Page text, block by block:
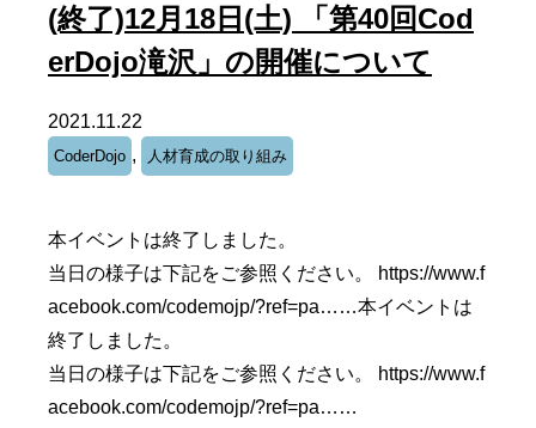
(終了)12月18日(土) 「第40回Cod
erDojo滝沢」の開催について
2021.11.22
CoderDojo , 人材育成の取り組み
本イベントは終了しました。
当日の様子は下記をご参照ください。 https://www.f
acebook.com/codemojp/?ref=pa……本イベントは
終了しました。
当日の様子は下記をご参照ください。 https://www.f
acebook.com/codemojp/?ref=pa……